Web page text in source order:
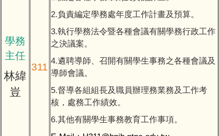
體育組
導師會報記錄
校園環境教育專區
防疫重要公告
學務
主任
林緯
豈
311
2.負責編定學務處年度工作計畫及預算。
3.執行學務法令暨各種會議有關學務行政工作
之決議案。
4.遴聘導師、召開有關學生事務之各種會議及
導師會議。
5.督導各組組長及職員辦理務業務及工作考
核，處務工作績效。
6.其他有關學生事務教育工作事項。